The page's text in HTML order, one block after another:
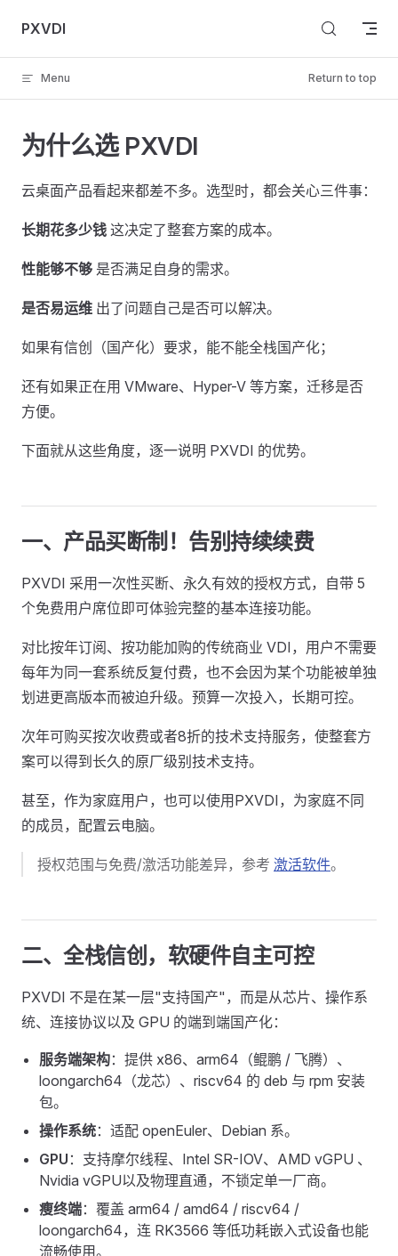
Skip to content
PXVDI
Menu Return to top
为什么选 PXVDI
云桌面产品看起来都差不多。选型时，都会关心三件事：
长期花多少钱 这决定了整套方案的成本。
性能够不够 是否满足自身的需求。
是否易运维 出了问题自己是否可以解决。
如果有信创（国产化）要求，能不能全栈国产化；
还有如果正在用 VMware、Hyper-V 等方案，迁移是否
方便。
下面就从这些角度，逐一说明 PXVDI 的优势。
一、产品买断制！告别持续续费
PXVDI 采用一次性买断、永久有效的授权方式，自带 5
个免费用户席位即可体验完整的基本连接功能。
对比按年订阅、按功能加购的传统商业 VDI，用户不需要
每年为同一套系统反复付费，也不会因为某个功能被单独
划进更高版本而被迫升级。预算一次投入，长期可控。
次年可购买按次收费或者8折的技术支持服务，使整套方
案可以得到长久的原厂级别技术支持。
甚至，作为家庭用户，也可以使用PXVDI，为家庭不同
的成员，配置云电脑。
授权范围与免费/激活功能差异，参考 激活软件。
二、全栈信创，软硬件自主可控
PXVDI 不是在某一层"支持国产"，而是从芯片、操作系
统、连接协议以及 GPU 的端到端国产化：
服务端架构：提供 x86、arm64（鲲鹏 / 飞腾）、
loongarch64（龙芯）、riscv64 的 deb 与 rpm 安装
包。
操作系统：适配 openEuler、Debian 系。
GPU ：支持摩尔线程、Intel SR-IOV、AMD vGPU 、
Nvidia vGPU以及物理直通，不锁定单一厂商。
瘦终端：覆盖 arm64 / amd64 / riscv64 /
loongarch64，连 RK3566 等低功耗嵌入式设备也能
流畅使用。